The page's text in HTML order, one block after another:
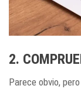
2.
Parece obvio,